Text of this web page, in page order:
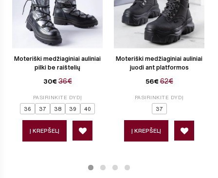
Moteriški medžiaginiai auliniai
pilki be raištelių
30€ 36€
PASIRINKITE DYDĮ
36 37 38 39 40
Į KREPŠELĮ
Moteriški medžiaginiai auliniai
juodi ant platformos
56€ 62€
PASIRINKITE DYDĮ
37
Į KREPŠELĮ